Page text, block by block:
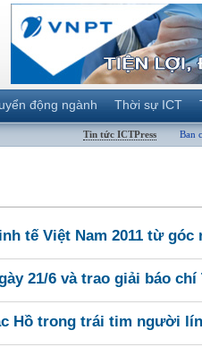
động ngành Thời sự ICT
Tin tức ICTPress Ban
tế Việt Nam 2011 từ góc
21/6 và trao giải báo
Hồ trong trái tim người